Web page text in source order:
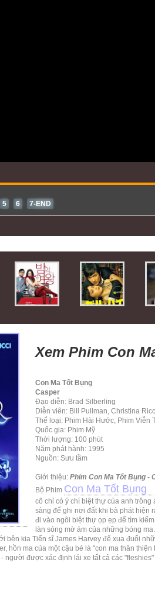
5 6 7-END
Xem Phim Con
Con Ma Tốt Bụng
Casper
Đạo diễn: Brad Silberling
Diễn viên: Bill Pullman, Christina
Thể loại: Phim Hài Hước, Phim Viễn
Quốc gia: Phim Mỹ
Thời lượng: 100 phút
Năm phát hành: 1995
Nguồn: Sưu tầm
Giới thiệu: Phim Con Ma Tốt Bụng -
Bộ Phim Con Ma Tốt Bụng
cô chỉ có ý chí biệt thự của anh
sàng để ghi nơi đất khi bà phát hiện
đi vào ngôi biệt thự ọp ẹp để tìm
làn sóng mờ ám của những bóng
bên kia Tiến sĩ James Harvey để xua đuổi
hồn ma của một cậu bé là "con ma thân
người được xác định lái xe tất cả các